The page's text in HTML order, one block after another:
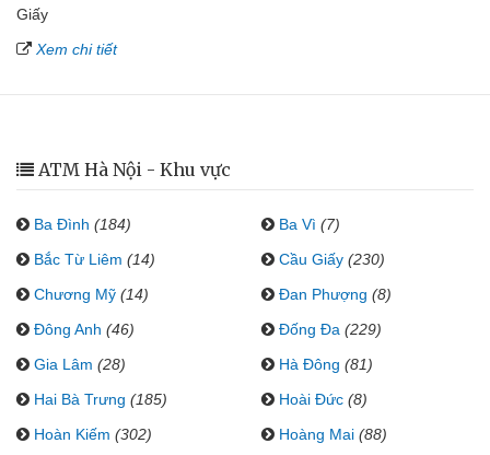
Giấy
Xem chi tiết
ATM Hà Nội - Khu vực
Ba Đình (184) Ba Vì (7)
Bắc Từ Liêm (14) Cầu Giấy (230)
Chương Mỹ (14) Đan Phượng (8)
Đông Anh (46) Đống Đa (229)
Gia Lâm (28) Hà Đông (81)
Hai Bà Trưng (185) Hoài Đức (8)
Hoàn Kiếm (302) Hoàng Mai (88)